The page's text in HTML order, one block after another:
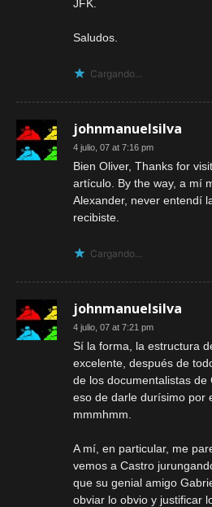
JFK.
Saludos.
Cargando...
johnmanuelsilva
4 julio, 07 at 7:16 pm
Bien Oliver, Thanks for
artículo. By the way, a mí
Alexander, never entendí
recibiste.
Cargando...
johnmanuelsilva
4 julio, 07 at 7:21 pm
Sí la forma, la estructura
excelente, después de
de los documentalistas de
eso de darle durísimo por
mmmhmm.
A mí, en particular, me
vemos a Castro
que su genial amigo
obviar lo obvio y justificar